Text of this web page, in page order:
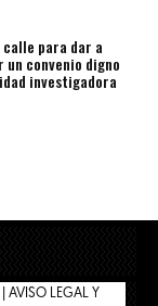
para dar a
convenio digno
investigadora
AVISO LEGAL Y